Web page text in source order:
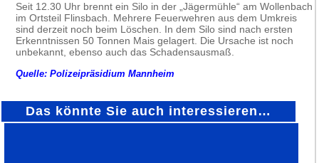
Seit 12.30 Uhr brennt ein Silo in der „Jägermühle“ am Wollenbach
im Ortsteil Flinsbach. Mehrere Feuerwehren aus dem Umkreis
sind derzeit noch beim Löschen. In dem Silo sind nach ersten
Erkenntnissen 50 Tonnen Mais gelagert. Die Ursache ist noch
unbekannt, ebenso auch das Schadensausmaß.
Quelle: Polizeipräsidium Mannheim
Das könnte Sie auch interessieren…